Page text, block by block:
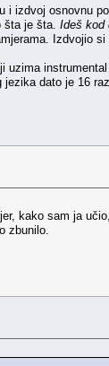
izdvoj osnovnu
je šta. Ideš kod
Izdvojio
dato je 16
kako sam ja
zbunilo.